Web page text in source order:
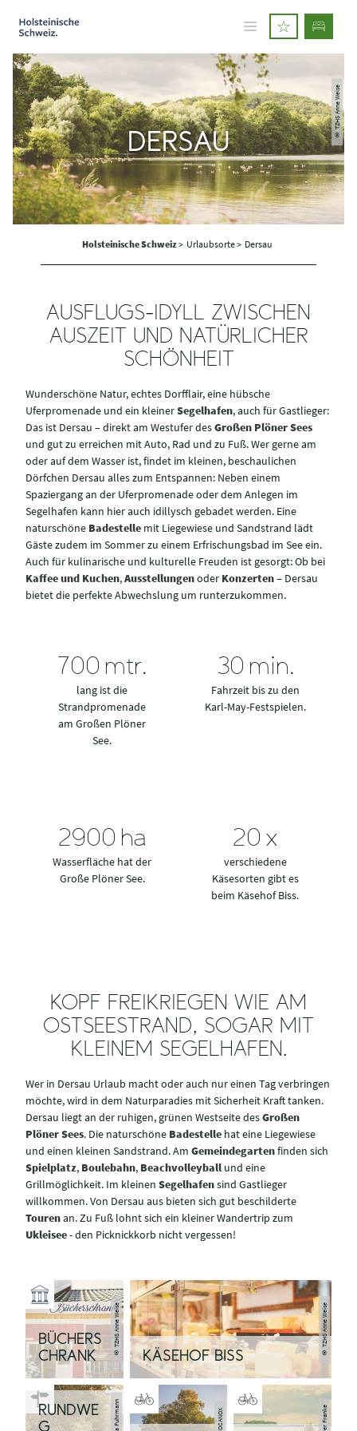
© TZHS Anne Weise
DERSAU
Holsteinische Schweiz> Urlaubsorte > Dersau
AUSFLUGS-IDYLL ZWISCHEN
AUSZEIT UND NATÜRLICHER
SCHÖNHEIT
Wunderschöne Natur, echtes Dorfflair, eine hübsche
Uferpromenade und ein kleinerSegelhafen, auch für Gastlieger:
Das ist Dersau – direkt am Westufer desGroßen Plöner Sees
und gut zu erreichen mit Auto, Rad und zu Fuß. Wer gerne am
oder auf dem Wasser ist, findet im kleinen, beschaulichen
Dörfchen Dersau alles zum Entspannen: Neben einem
Spaziergang an der Uferpromenade oder dem Anlegen im
Segelhafen kann hier auch idillysch gebadet werden. Eine
naturschöne Badestelle mit Liegewiese und Sandstrand lädt
Gäste zudem im Sommer zu einem Erfrischungsbad im See ein.
Auch für kulinarische und kulturelle Freuden ist gesorgt: Ob bei
Kaffee und Kuchen,Ausstellungenoder Konzerten– Dersau
bietet die perfekte Abwechslung um runterzukommen.
700 mtr.
lang ist die
Strandpromenade
am Großen Plöner
See.
30 min.
Fahrzeit bis zu den
Karl-May-Festspielen.
2900 ha
Wasserfläche hat der
Große Plöner See.
20 x
verschiedene
Käsesorten gibt es
beim Käsehof Biss.
KOPF FREIKRIEGEN WIE AM
OSTSEESTRAND, SOGAR MIT
KLEINEM SEGELHAFEN.
Wer in Dersau Urlaub macht oder auch nur einen Tag verbringen
möchte, wird in dem Naturparadies mit Sicherheit Kraft tanken.
Dersau liegt an der ruhigen, grünen Westseite desGroßen
Plöner Sees. Die naturschöne Badestelle hat eine Liegewiese
und einen kleinen Sandstrand. Am Gemeindegartenfinden sich
Spielplatz, Boulebahn, Beachvolleyball und eine
Grillmöglichkeit. Im kleinen Segelhafensind Gastlieger
willkommen. Von Dersau aus bieten sich gut beschilderte
Tourenan. Zu Fuß lohnt sich ein kleiner Wandertrip zum
Ukleisee- den Picknickkorb nicht vergessen!
BÜCHERS
CHRANK
© TZHS Anne Weise
KÄSEHOF BISS
© TZHS Anne Weise
RUNDWE
G